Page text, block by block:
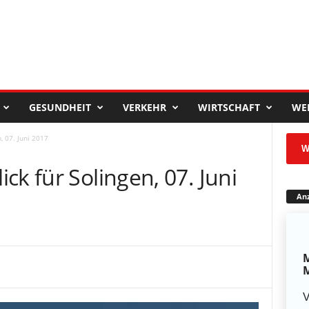
GESUNDHEIT VERKEHR WIRTSCHAFT
07. Juni 2017
für Solingen, 07. Juni